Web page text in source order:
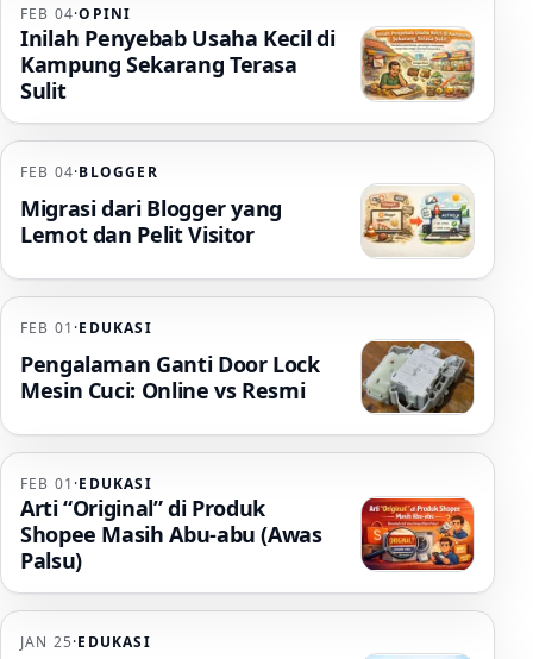
FEB 04·OPINI
Inilah Penyebab Usaha Kecil di
Kampung Sekarang Terasa
Sulit
FEB 04·BLOGGER
Migrasi dari Blogger yang
Lemot dan Pelit Visitor
FEB 01 ·EDUKASI
Pengalaman Ganti Door Lock
Mesin Cuci: Online vs Resmi
FEB 01 ·EDUKASI
Arti “Original” di Produk
Shopee Masih Abu-abu (Awas
Palsu)
JAN 25·EDUKASI